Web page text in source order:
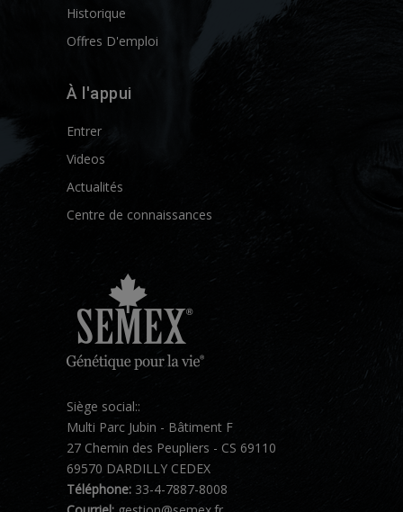
Historique
Offres D'emploi
À l'appui
Entrer
Videos
Actualités
Centre de connaissances
Siège social::
Multi Parc Jubin - Bâtiment F
27 Chemin des Peupliers - CS 69110
69570 DARDILLY CEDEX
Téléphone: 33-4-7887-8008